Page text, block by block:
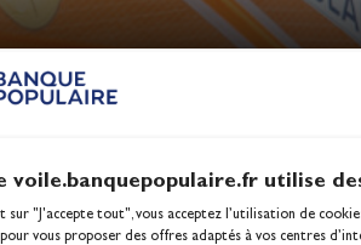
voile.banquepopulaire.fr utilise
sur "J'accepte tout", vous acceptez l’utilisation de
vous proposer des offres adaptés à vos centres